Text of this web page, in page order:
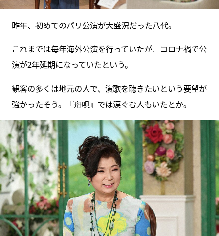
昨年、初めてのパリ公演が大盛況だった八代。
これまでは毎年海外公演を行っていたが、コロナ禍で公
演が2年延期になっていたという。
観客の多くは地元の人で、演歌を聴きたいという要望が
強かったそう。『舟唄』では涙ぐむ人もいたとか。